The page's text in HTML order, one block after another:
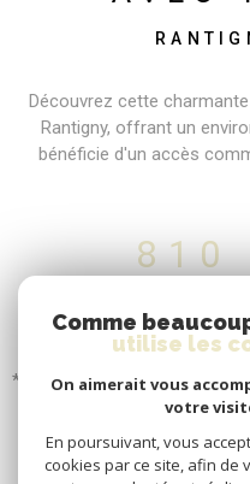
Découvrez cette
Rantigny, offrant un
bénéficie d'un accès
l'escalier, ainsi qu'une
vie supplémentaire
dispose d'une chambre
aménagé sous les
le télétravail ou le
chaudière au gaz de ville.
privatif est également
maison conviendra
810
* Charges comprises
Comme
utilise les
On aimerait vous
votre
En poursuivant, vous
cookies par ce site, afin de